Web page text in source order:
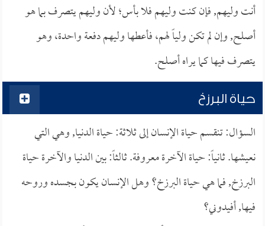
أنت وليهم, فإن كنت وليهم فلا بأس؛ لأن وليهم يتصرف بما هو
أصلح, وإن لم تكن ولياً لهم، فأعطها وليهم دفعة واحدة، وهو
يتصرف فيها كما يراه أصلح.
حياة البرزخ
السؤال: تنقسم حياة الإنسان إلى ثلاثة: حياة الدنيا, وهي التي
نعيشها. ثانياً: حياة الآخرة معروفة. ثالثاً: بين الدنيا والآخرة حياة
البرزخ, فما هي حياة البرزخ؟ وهل الإنسان يكون بجسده وروحه
فيها, أفيدوني؟